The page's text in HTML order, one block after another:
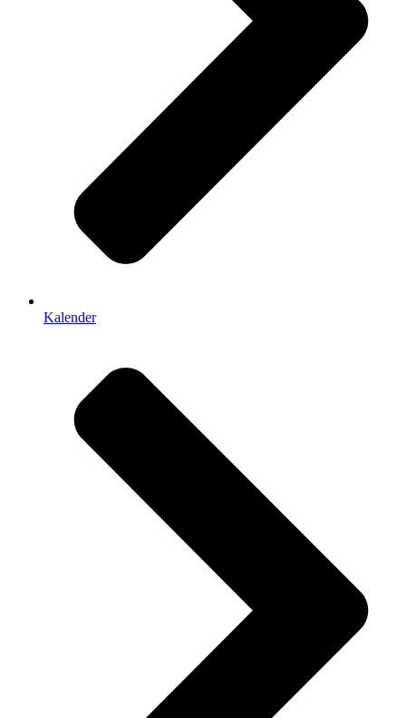
Kalender